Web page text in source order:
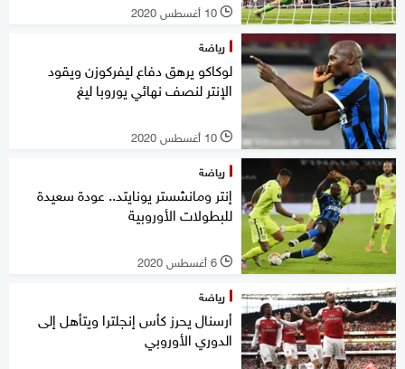
l 10 أغسطس 2020
رياضة
لوكاكو يرهق دفاع ليفركوزن ويقود
الإنتر لنصف نهائي يوروبا ليغ
l 10 أغسطس 2020
رياضة
إنتر ومانشستر يونايتد.. عودة سعيدة
للبطولات الأوروبية
l 6 أغسطس 2020
رياضة
أرسنال يحرز كأس إنجلترا ويتأهل إلى
الدوري الأوروبي